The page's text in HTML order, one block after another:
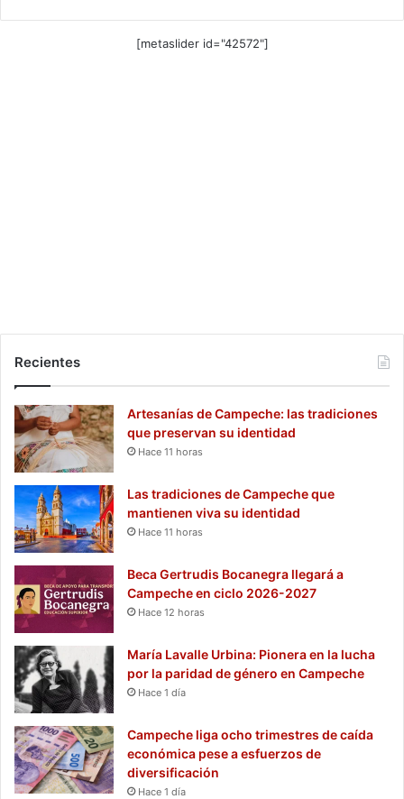
[metaslider id="42572"]
Recientes
Artesanías de Campeche: las tradiciones
que preservan su identidad
Hace 11 horas
Las tradiciones de Campeche que
mantienen viva su identidad
Hace 11 horas
Beca Gertrudis Bocanegra llegará a
Campeche en ciclo 2026-2027
Hace 12 horas
María Lavalle Urbina: Pionera en la lucha
por la paridad de género en Campeche
Hace 1 día
Campeche liga ocho trimestres de caída
económica pese a esfuerzos de
diversificación
Hace 1 día